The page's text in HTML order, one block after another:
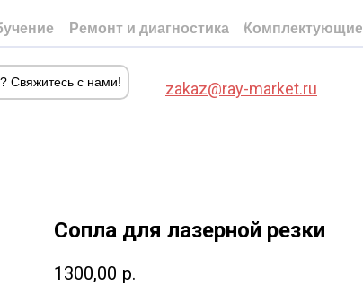
Ремонт и диагностика Комплектующие
zakaz@ray-market.ru
Свяжитесь с нами!
Сопла для лазерной резки
1300,00 р.